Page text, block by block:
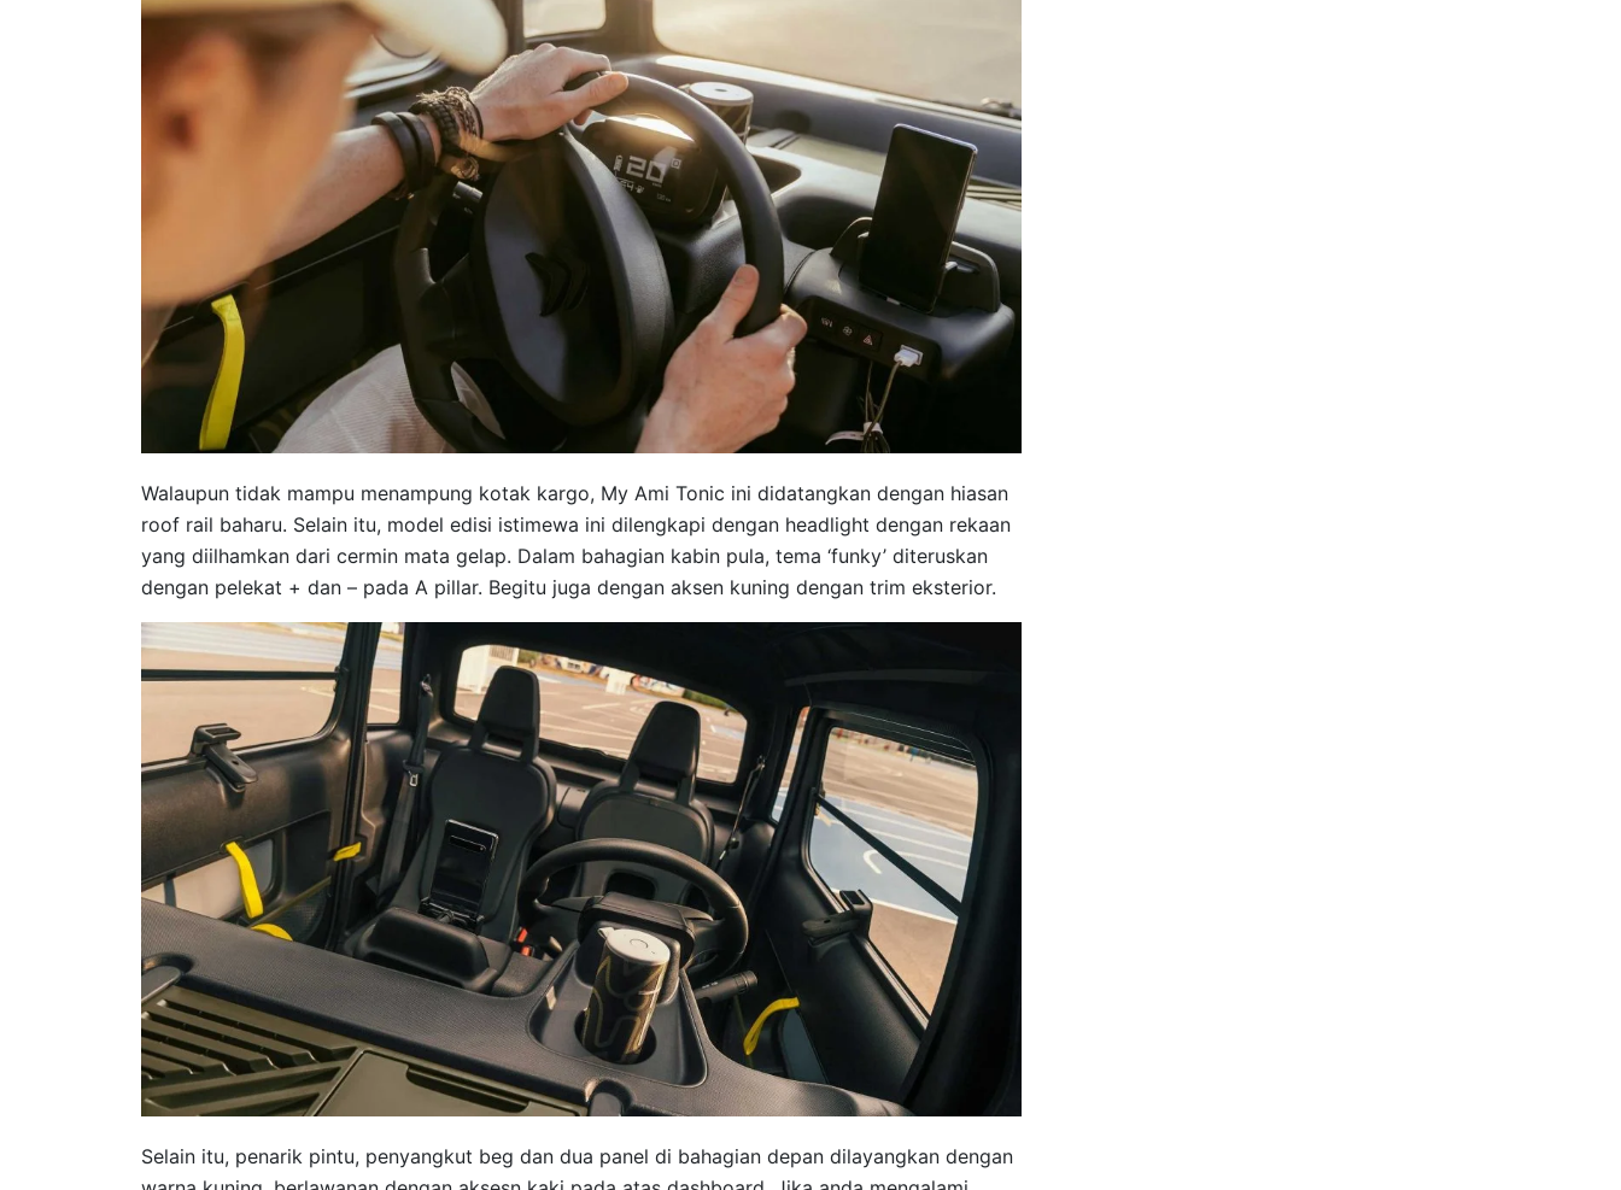
Walaupun tidak mampu menampung kotak kargo, My Ami Tonic ini didatangkan dengan hiasan
roof rail baharu. Selain itu, model edisi istimewa ini dilengkapi dengan headlight dengan rekaan
yang diilhamkan dari cermin mata gelap. Dalam bahagian kabin pula, tema ‘funky’ diteruskan
dengan pelekat + dan – pada A pillar. Begitu juga dengan aksen kuning dengan trim eksterior.
Selain itu, penarik pintu, penyangkut beg dan dua panel di bahagian depan dilayangkan dengan